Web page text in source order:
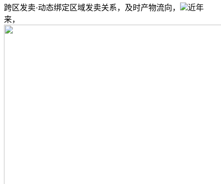
跨区发卖·动态绑定区域发卖关系，及时产物流向，
近年
来，